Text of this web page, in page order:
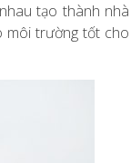
tạo thành nhà
môi trường tốt cho